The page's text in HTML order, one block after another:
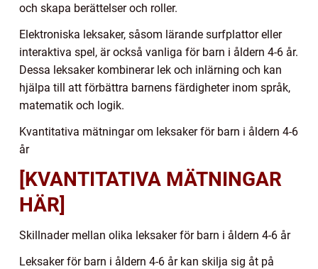
och skapa berättelser och roller.
Elektroniska leksaker, såsom lärande surfplattor eller
interaktiva spel, är också vanliga för barn i åldern 4-6 år.
Dessa leksaker kombinerar lek och inlärning och kan
hjälpa till att förbättra barnens färdigheter inom språk,
matematik och logik.
Kvantitativa mätningar om leksaker för barn i åldern 4-6
år
[KVANTITATIVA MÄTNINGAR
HÄR]
Skillnader mellan olika leksaker för barn i åldern 4-6 år
Leksaker för barn i åldern 4-6 år kan skilja sig åt på